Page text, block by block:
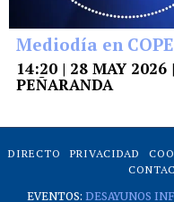
Mediodía en COPE
14:20 | 28 MAY 2026
PEÑARANDA
DIRECTO PRIVACIDAD
EVENTOS: DESAYUNOS